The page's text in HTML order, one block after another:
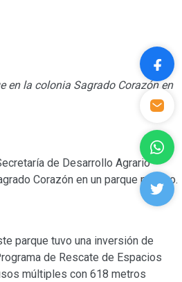
en la colonia Sagrado Corazón en
de Desarrollo Agrario
Corazón en un parque público.
parque tuvo una inversión de
de Rescate de Espacios
múltiples con 618 metros